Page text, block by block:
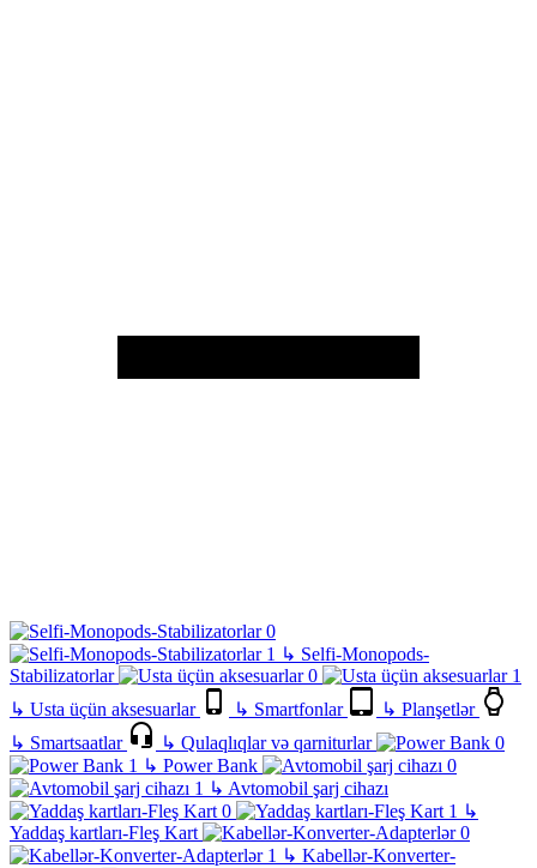
↳ Selfi-Monopods-
Stabilizatorlar
↳ Usta üçün aksesuarlar ↳ Smartfonlar ↳ Planşetlər
↳ Smartsaatlar ↳ Qulaqlıqlar və qarniturlar
↳ Power Bank
↳ Avtomobil şarj cihazı
↳
Yaddaş kartları-Fleş Kart
↳ Kabellər-Konverter-